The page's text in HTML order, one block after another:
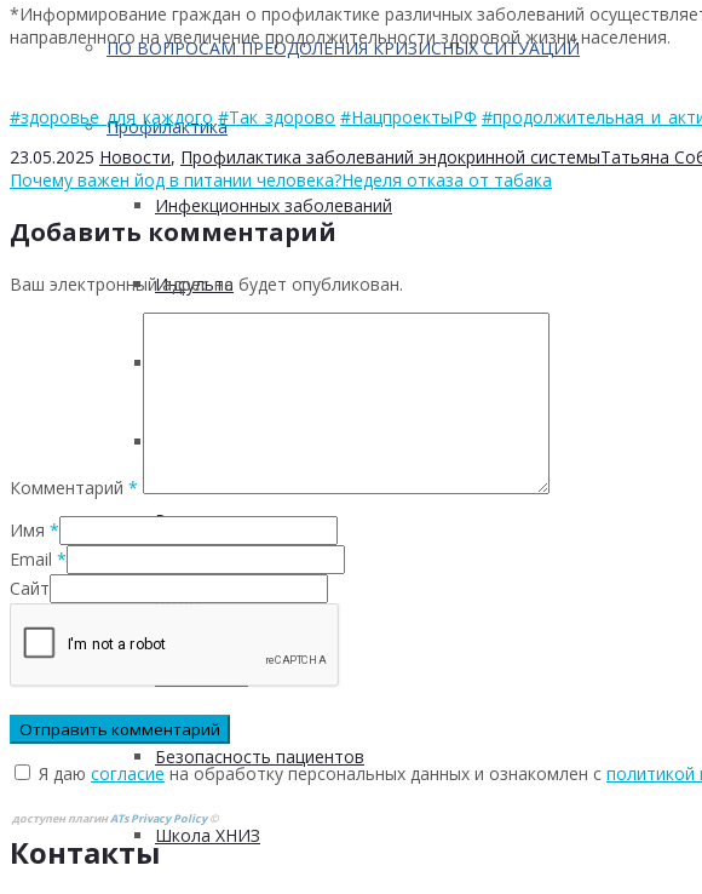
ПО ВОПРОСАМ ПРЕОДОЛЕНИЯ КРИЗИСНЫХ СИТУАЦИЙ
Профилактика
Инфекционных заболеваний
Инсульта
Рака
ХОБЛ
Безопасность пациентов
Школа ХНИЗ
*Информирование граждан о профилактике различных заболеваний
направленного на увеличение продолжительности здоровой жизни населения.
#здоровье_для_каждого #Так_здорово #НацпроектыРФ
23.05.2025 Новости, Профилактика заболеваний эндокринной системыТатьяна
Почему важен йод в питании человека?Неделя отказа от табака
Добавить комментарий
Ваш электронный адрес не будет опубликован.
Комментарий *
Имя *
Email *
Сайт
Я даю согласиена обработку персональных данных и ознакомлен с политикой
доступен плагинATs Privacy Policy©
Контакты